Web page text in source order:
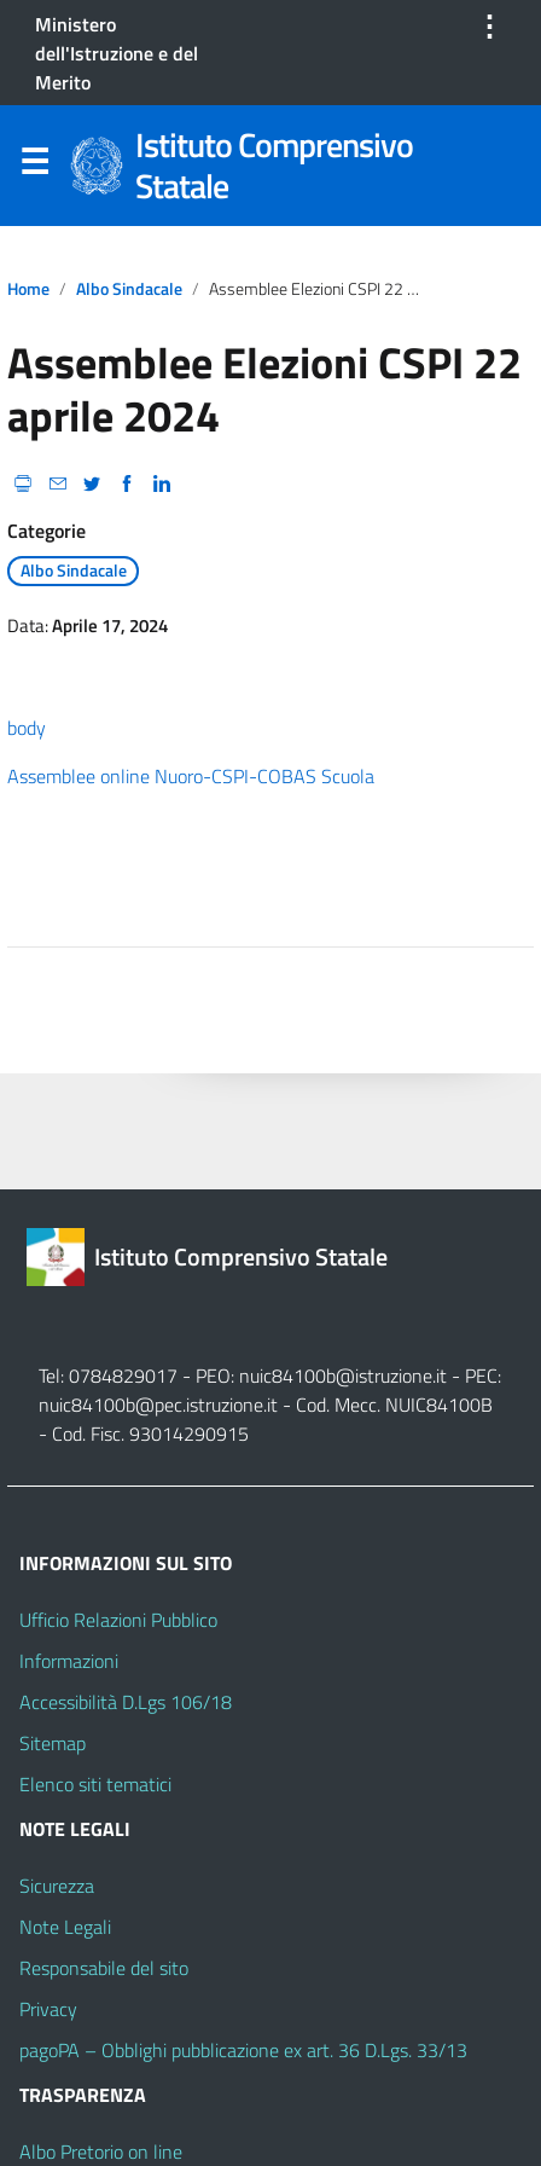
Ministero
dell'Istruzione e del
Merito
⋮
Istituto Comprensivo
Statale
Home Albo Sindacale Assemblee Elezioni CSPI 22 Aprile 2024
Assemblee Elezioni CSPI 22
aprile 2024
Categorie
Albo Sindacale
Data:Aprile 17, 2024
body
Assemblee online Nuoro-CSPI-COBAS Scuola
Istituto Comprensivo Statale
Tel: 0784829017 - PEO: nuic84100b@istruzione.it - PEC:
nuic84100b@pec.istruzione.it - Cod. Mecc. NUIC84100B
- Cod. Fisc. 93014290915
INFORMAZIONI SUL SITO
Ufficio Relazioni Pubblico
Informazioni
Accessibilità D.Lgs 106/18
Sitemap
Elenco siti tematici
NOTE LEGALI
Sicurezza
Note Legali
Responsabile del sito
Privacy
pagoPA – Obblighi pubblicazione ex art. 36 D.Lgs. 33/13
TRASPARENZA
Albo Pretorio on line